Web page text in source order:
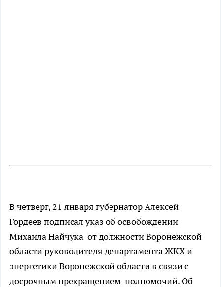
В четверг, 21 января губернатор Алексей
Гордеев подписал указ об освобождении
Михаила Найчука от должности Воронежской
области руководителя департамента ЖКХ и
энергетики Воронежской области в связи с
досрочным прекращением полномочий. Об